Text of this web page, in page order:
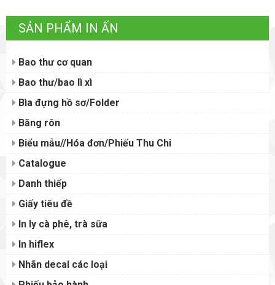
SẢN PHẨM IN ẤN
Bao thư cơ quan
Bao thư/bao lì xì
Bìa đựng hồ sơ/Folder
Băng rôn
Biểu mẫu//Hóa đơn/Phiếu Thu Chi
Catalogue
Danh thiếp
Giấy tiêu đề
In ly cà phê, trà sữa
In hiflex
Nhãn decal các loại